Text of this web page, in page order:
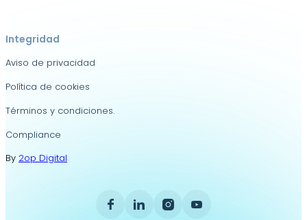
Integridad
Aviso de privacidad
Política de cookies
Términos y condiciones.
Compliance
By 2op Digital